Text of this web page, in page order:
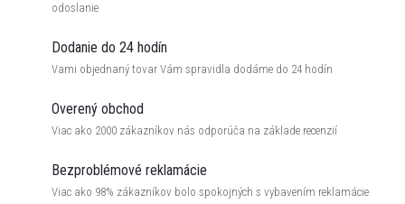
odoslanie
Dodanie do 24 hodín
Vami objednaný tovar Vám spravidla dodáme do 24 hodín
Overený obchod
Viac ako 2000 zákazníkov nás odporúča na základe recenzií
Bezproblémové reklamácie
Viac ako 98% zákazníkov bolo spokojných s vybavením reklamácie